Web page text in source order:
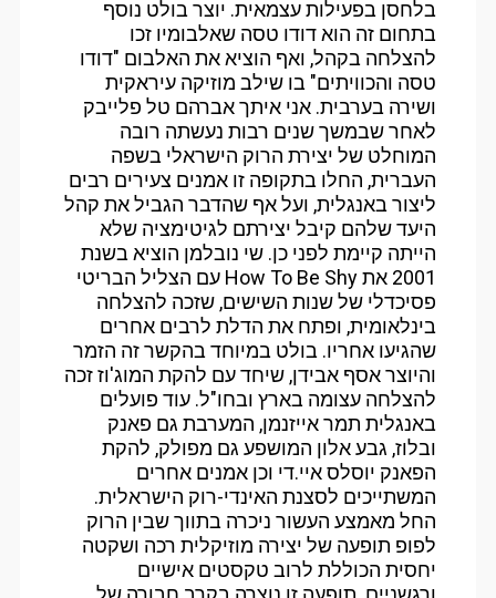
בלחסן בפעילות עצמאית. יוצר בולט נוסף
בתחום זה הוא דודו טסה שאלבומיו זכו
להצלחה בקהל, ואף הוציא את האלבום "דודו
טסה והכוויתים" בו שילב מוזיקה עיראקית
ושירה בערבית. אני איתך אברהם טל פלייבק
לאחר שבמשך שנים רבות נעשתה רובה
המוחלט של יצירת הרוק הישראלי בשפה
העברית, החלו בתקופה זו אמנים צעירים רבים
ליצור באנגלית, ועל אף שהדבר הגביל את קהל
היעד שלהם קיבל יצירתם לגיטימציה שלא
הייתה קיימת לפני כן. שי נובלמן הוציא בשנת
2001 את How To Be Shy עם הצליל הבריטי
פסיכדלי של שנות השישים, שזכה להצלחה
בינלאומית, ופתח את הדלת לרבים אחרים
שהגיעו אחריו. בולט במיוחד בהקשר זה הזמר
והיוצר אסף אבידן, שיחד עם להקת המוג'וז זכה
להצלחה עצומה בארץ ובחו"ל. עוד פועלים
באנגלית תמר אייזנמן, המערבת גם פאנק
ובלוז, גבע אלון המושפע גם מפולק, להקת
הפאנק יוסלס איי.די וכן אמנים אחרים
המשתייכים לסצנת האינדי-רוק הישראלית.
החל מאמצע העשור ניכרה בתווך שבין הרוק
לפופ תופעה של יצירה מוזיקלית רכה ושקטה
יחסית הכוללת לרוב טקסטים אישיים